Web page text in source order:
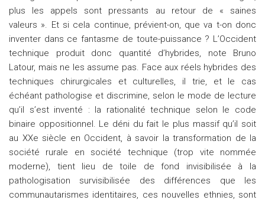
plus les appels sont pressants au retour de « saines
valeurs ». Et si cela continue, prévient-on, que va t-on donc
inventer dans ce fantasme de toute-puissance ? L’Occident
technique produit donc quantité d’hybrides, note Bruno
Latour, mais ne les assume pas. Face aux réels hybrides des
techniques chirurgicales et culturelles, il trie, et le cas
échéant pathologise et discrimine, selon le mode de lecture
qu’il s’est inventé : la rationalité technique selon le code
binaire oppositionnel. Le déni du fait le plus massif qu’il soit
au XXe siècle en Occident, à savoir la transformation de la
société rurale en société technique (trop vite nommée
moderne), tient lieu de toile de fond invisibilisée à la
pathologisation survisibilisée des différences que les
communautarismes identitaires, ces nouvelles ethnies, sont